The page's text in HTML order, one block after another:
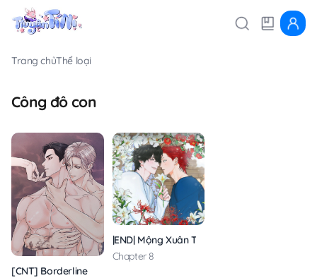
Trang chủThể loại
Công đô con
[CNT] Borderline
|END| Mộng Xuân Thì
Chapter 8